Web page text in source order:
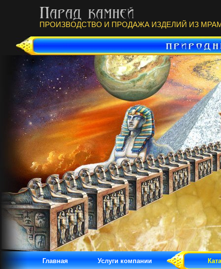
ПРОИЗВОДСТВО И ПРОДАЖА ИЗДЕЛИЙ ИЗ
Главная Услуги компании